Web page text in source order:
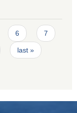
6 7
last »